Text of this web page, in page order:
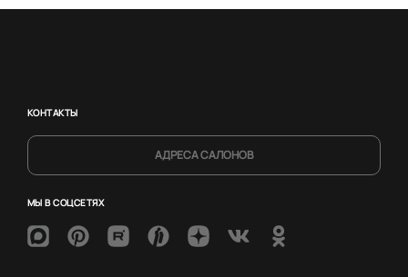
КОНТАКТЫ
АДРЕСА САЛОНОВ
МЫ В СОЦСЕТЯХ